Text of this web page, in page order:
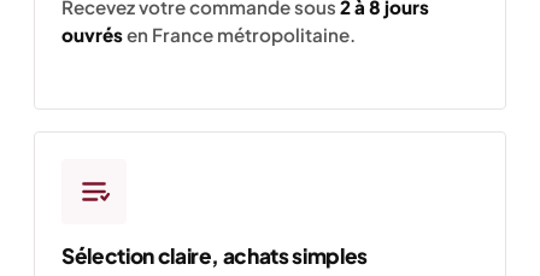
Recevez votre commande sous 2 à 8 jours
ouvrésen France métropolitaine.
Sélection claire, achats simples